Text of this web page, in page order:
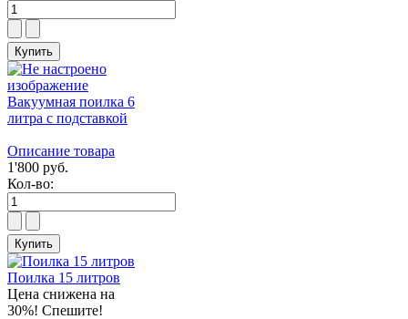
Вакуумная поилка 6
литра с подставкой
Описание товара
1'800 руб.
Кол-во:
Поилка 15 литров
Цена снижена на
30%! Спешите!